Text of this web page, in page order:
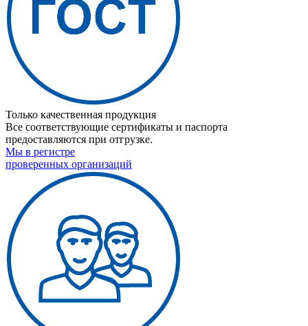
Только качественная продукция
Все соответствующие сертификаты и паспорта
предоставляются при отгрузке.
Мы в регистре
проверенных организаций